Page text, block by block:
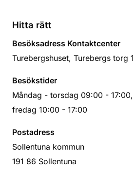
Hitta rätt
Besöksadress Kontaktcenter
Turebergshuset, Turebergs torg 1
Besökstider
Måndag - torsdag 09:00 - 17:00,
fredag 10:00 - 17:00
Postadress
Sollentuna kommun
191 86 Sollentuna